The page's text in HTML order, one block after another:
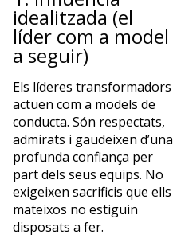
idealitzada (el
líder com a model
a seguir)
Els líderes transformadors
actuen com a models de
conducta. Són respectats,
admirats i gaudeixen d’una
profunda confiança per
part dels seus equips. No
exigeixen sacrificis que ells
mateixos no estiguin
disposats a fer.